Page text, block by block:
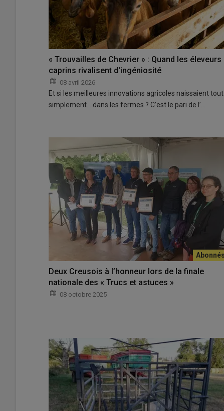
« Trouvailles de Chevrier » : Quand les éleveurs
caprins rivalisent d'ingéniosité
08 avril 2026
Et si les meilleures innovations agricoles naissaient tout
simplement… dans les fermes ? C’est le pari de l’…
Deux Creusois à l’honneur lors de la finale
nationale des « Trucs et astuces »
08 octobre 2025